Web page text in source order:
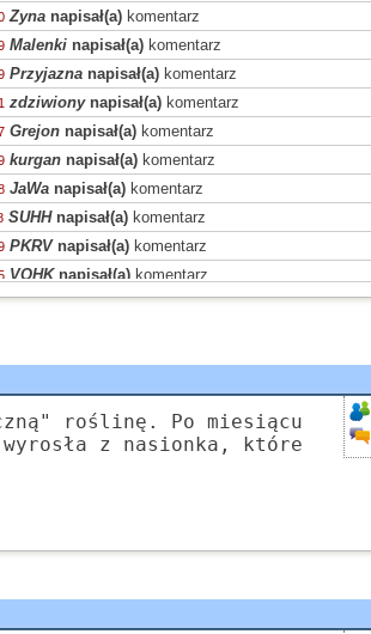
Zyna napisał(a) komentarz
Malenki napisał(a) komentarz
Przyjazna napisał(a) komentarz
zdziwionynapisał(a) komentarz
Grejon napisał(a) komentarz
kurgan napisał(a) komentarz
JaWa napisał(a) komentarz
SUHHnapisał(a) komentarz
PKRVnapisał(a) komentarz
VQHKnapisał(a) komentarz
zdziwionynapisał(a)komentarz
chennapisał(a)komentarz
Grejonnapisał(a)komentarz
Kudłaczeknapisał(a) komentarz
Tunnnapisał(a)komentarz
roślinę. Po miesiącu
z nasionka, które